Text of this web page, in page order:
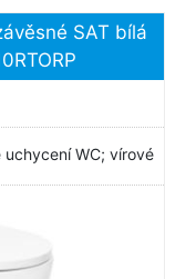
SAT bílá
WC; vírové